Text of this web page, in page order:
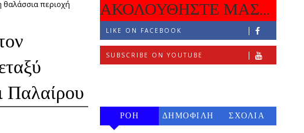
θαλάσσια περιοχή
Παλαίρου
ΑΚΟΛΟΥΘΗΣΤΕ ΜΑΣ...
LIKE ON FACEBOOK
SUBSCRIBE ON YOUTUBE
ΡΟΗ
ΔΗΜΟΦΙΛΗ
ΣΧΟΛΙΑ